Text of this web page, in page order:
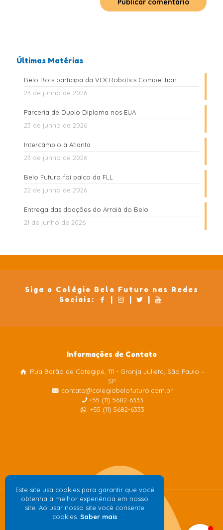
Últimas Matérias
Belo Bots participa da VEX Robotics Competition
23 de junho de 2026
Parceria de Duplo Diploma nos EUA
23 de junho de 2026
Intercâmbio à Atlanta
23 de junho de 2026
Belo Futuro foi palco da FLL
22 de junho de 2026
Entrega das doações do Arraiá do Belo
21 de junho de 2026
Siga o Colégio Belo Futuro nas Redes
Sociais:
| | |
Informações de Contato
Rua Barão de Cotegipe, 111 - Granja Julieta, São Paulo –
SP
contato@colegiobelofuturo.com.br
+55 (11) 5682-6333
+55 (11) 5682-6333
Este site usa cookies para garantir que você
obtenha a melhor experiência em nosso
site. Ao usar nosso site você consente
cookies. Saber mais
Colégio Belo Futuro
Internacional